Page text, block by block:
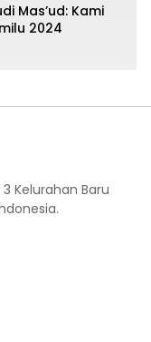
Mas’ud: Kami
2024
Kelurahan Baru